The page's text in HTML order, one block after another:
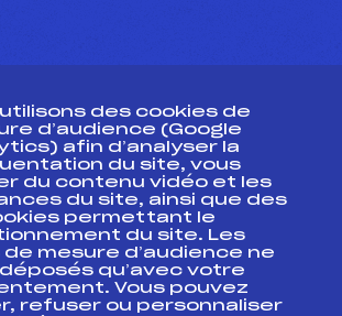
fédéral
performance fédéral
Formation, Suivi
utilisons des cookies de
d’audience (Google
afin d’analyser la
du site, vous
du contenu vidéo et les
du site, ainsi que des
permettant le
du site. Les
de mesure d’audience ne
qu’avec votre
Vous pouvez
refuser ou personnaliser